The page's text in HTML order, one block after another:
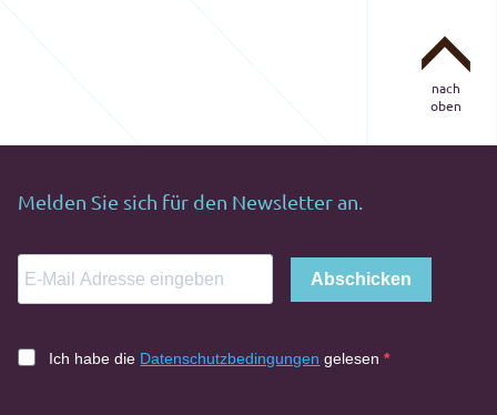
nach
oben
Melden Sie sich für den Newsletter an.
Abschicken
Ich habe die Datenschutzbedingungen gelesen